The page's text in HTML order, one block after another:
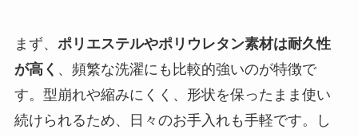
まず、 ポリエステルやポリウレタン素材は耐久性
が高く 、頻繁な洗濯にも比較的強いのが特徴で
す。型崩れや縮みにくく、形状を保ったまま使い
続けられるため、日々のお手入れも手軽です。し